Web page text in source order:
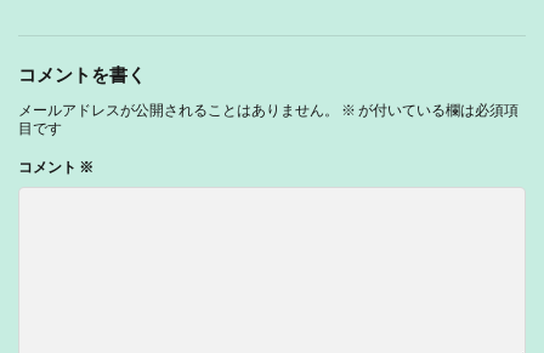
コメントを書く
メールアドレスが公開されることはありません。 ※ が付いている欄は必須項
目です
コメント ※